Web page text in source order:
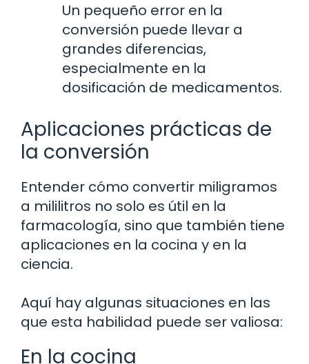
Un pequeño error en la
conversión puede llevar a
grandes diferencias,
especialmente en la
dosificación de medicamentos.
Aplicaciones prácticas de
la conversión
Entender cómo convertir miligramos
a mililitros no solo es útil en la
farmacología, sino que también tiene
aplicaciones en la cocina y en la
ciencia.
Aquí hay algunas situaciones en las
que esta habilidad puede ser valiosa:
En la cocina